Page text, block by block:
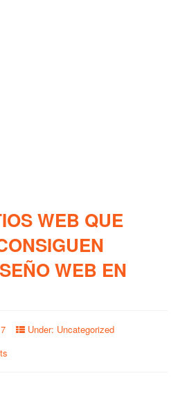
WEB QUE
WEB EN
Under: Uncategorized